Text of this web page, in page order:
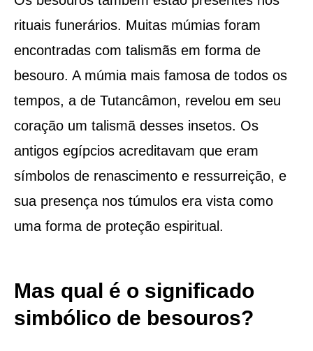
rituais funerários. Muitas múmias foram
encontradas com talismãs em forma de
besouro. A múmia mais famosa de todos os
tempos, a de Tutancâmon, revelou em seu
coração um talismã desses insetos. Os
antigos egípcios acreditavam que eram
símbolos de renascimento e ressurreição, e
sua presença nos túmulos era vista como
uma forma de proteção espiritual.
Mas qual é o significado
simbólico de besouros?